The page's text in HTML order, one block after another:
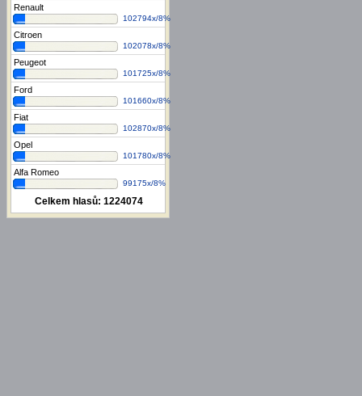
Renault
102794x/8%
Citroen
102078x/8%
Peugeot
101725x/8%
Ford
101660x/8%
Fiat
102870x/8%
Opel
101780x/8%
Alfa Romeo
99175x/8%
Celkem hlasů: 1224074